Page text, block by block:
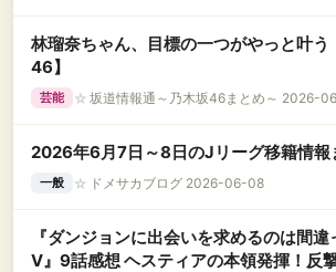
林瑠奈ちゃん、目標の一つがやっと叶う
46】
芸能 ☆ 坂道情報通～乃木坂46まとめ～ 2026-
2026年6月7日～8日のJリーグ移籍情報
一般 ☆ ドメサカブログ 2026-06-08
『ダンジョンに出会いを求めるのは間
Ⅴ』9話感想 ヘスティアの本領発揮！反